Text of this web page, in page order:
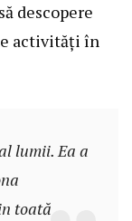
descopere
activități în
lumii. Ea a
toată